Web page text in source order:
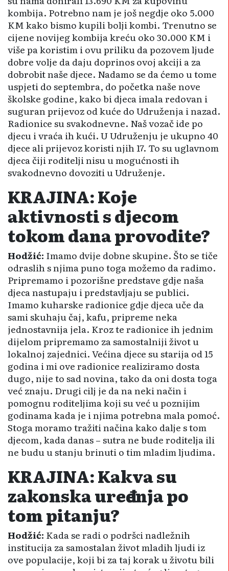
kombija. Potre­bno nam je još negdje oko 5.000
KM kako bismo kupili bolji kombi. Trenutno se
cijene novijeg kombija kreću oko 30.000 KM i
više pa koristim i ovu priliku da pozovem ljude
dobre volje da daju doprinos ovoj akciji a za
dobrobit naše djece. Nadamo se da ćemo u tome
uspjeti do septembra, do početka naše nove
školske godine, kako bi djeca imala redovan i
suguran prijevoz od kuće do Udruženja i nazad.
Radionice su svakodnevne. Naš vozač ide po
djecu i vraća ih kući. U Udruženju je ukupno 40
djece ali prijevoz koristi njih 17. To su uglavnom
djeca čiji roditelji nisu u mogućnosti ih
svakodnevno dovoziti u Udruženje.
KRAJINA: Koje
aktivnosti s djecom
tokom dana provodite?
Hodžić: Imamo dvije dobne skupine. Što se tiče
odraslih s njima puno toga možemo da radimo.
Pripremamo i pozorišne predstave gdje naša
djeca nastupaju i predstavljaju se publici.
Imamo kuha­rske radionice gdje djeca uče da
sami skuhaju čaj, kafu, pripreme neka
jednostavnija jela. Kroz te radionice ih jednim
dijelom pripre­mamo za samostalniji život u
lokalnoj zajednici. Većina djece su starija od 15
godina i mi ove radionice realiziramo dosta
dugo, nije to sad novina, tako da oni dosta toga
već znaju. Drugi cilj je da na neki način i
pomognu roditeljima koji su već u poznijim
godinama kada je i njima potrebna mala pomoć.
Stoga moramo tražiti načina kako dalje s tom
djecom, kada danas – sutra ne bude rodi­telja ili
ne budu u stanju brinuti o tim mladim ljudima.
KRAJINA: Kakva su
zakonska uređenja po
tom pitanju?
Hodžić: Kada se radi o podršci nadležnih
institucija za samostalan život mladih ljudi iz
ove populacije, koji bi za taj korak u životu bili